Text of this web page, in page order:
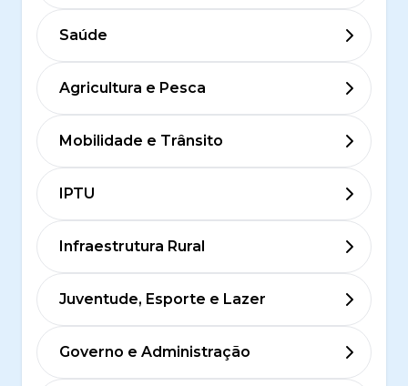
Saúde
Agricultura e Pesca
Mobilidade e Trânsito
IPTU
Infraestrutura Rural
Juventude, Esporte e Lazer
Governo e Administração